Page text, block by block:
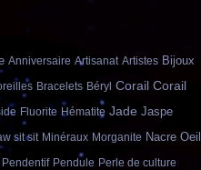
Anniversaire Artisanat Artistes Bijoux
Bracelets Béryl Corail Corail
Fluorite Hématite Jade Jaspe
sit sit Minéraux Morganite Nacre Oeil
Pendentif Pendule Perle de culture